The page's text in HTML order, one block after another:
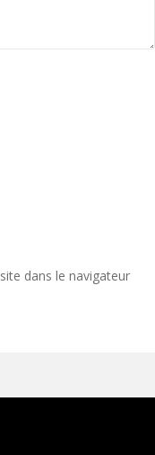
dans le navigateur